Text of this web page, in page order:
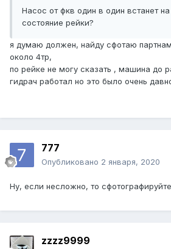
Насос от фкв один в один встанет
состояние рейки?
я думаю должен, найду сфотаю
около 4тр,
по рейке не могу сказать , машина до
гидрач работал но это было очень
777
Опубликовано 2 января, 2020
Ну, если несложно, то
zzzz9999